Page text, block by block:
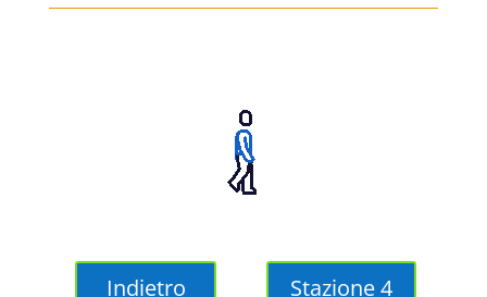
Indietro Stazione 4